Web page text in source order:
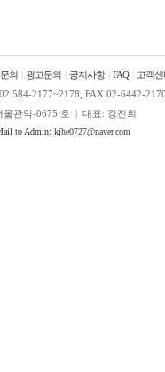
의 광고문의 공지사항 FAQ
고객센
2177~2178, FAX.02-6442-2170
울관악-0675 호 | 대표: 강진희
to Admin: kjhe0727@naver.com